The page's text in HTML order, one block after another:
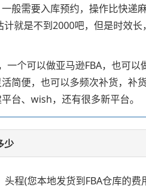
般需要入库预约，操作比快
就是不到2000吧，但是时效
一个可以做亚马逊FBA，也可
简便，也可以多频次补货，
台、wish，还有很多新平台。
少
程(您本地发货到FBA仓库的